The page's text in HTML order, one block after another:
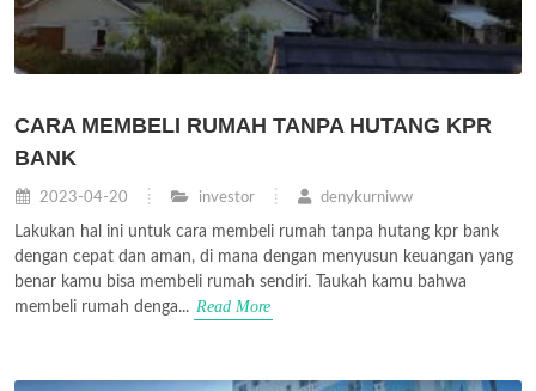
CARA MEMBELI RUMAH TANPA HUTANG KPR
BANK
2023-04-20 investor denykurniww
Lakukan hal ini untuk cara membeli rumah tanpa hutang kpr bank
dengan cepat dan aman, di mana dengan menyusun keuangan yang
benar kamu bisa membeli rumah sendiri. Taukah kamu bahwa
membeli rumah denga... Read More